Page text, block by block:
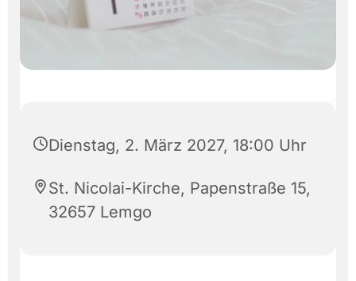
Dienstag, 2. März 2027, 18:00 Uhr
St. Nicolai-Kirche, Papenstraße 15,
32657 Lemgo